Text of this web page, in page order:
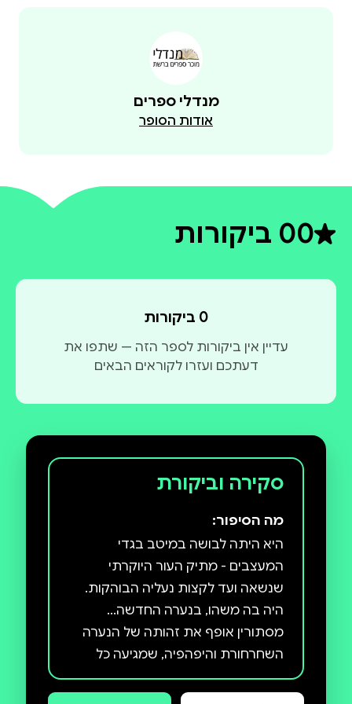
מנדלי ספרים
אודות הסופר
0דירוג ממוצע 0 מתוך 5
0 ביקורות
0 ביקורות
עדיין אין ביקורות לספר הזה — שתפו את
דעתכם ועזרו לקוראים הבאים
סקירה וביקורת
מה הסיפור:
היא היתה לבושה במיטב בגדי
המעצבים - מתיק העור היוקרתי
שנשאה ועד לקצות נעליה הבוהקות.
היה בה משהו, בנערה החדשה...
מסתורין אופף את זהותה של הנערה
השחרחורת והיפהפיה, שמגיעה כל
בוקר אל בית הספר האקסקלוסיבי
בשוויץ בלימוזינה שחורה משוריינת,